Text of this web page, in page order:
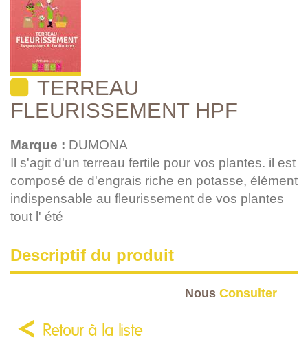
TERREAU
FLEURISSEMENT HPF
Marque : DUMONA
Il s'agit d'un terreau fertile pour vos plantes. il est
composé de d'engrais riche en potasse, élément
indispensable au fleurissement de vos plantes
tout l' été
Descriptif du produit
Nous Consulter
Retour à la liste